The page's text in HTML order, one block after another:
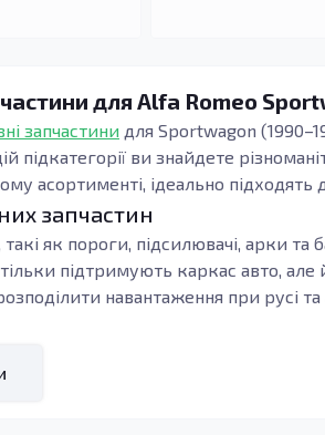
для Alfa Romeo
запчастини для Sportwagon
підкатегорії ви знайдете
асортименті, ідеально
запчастин
такі як пороги, підсилювачі, арки
підтримують каркас авто,
навантаження при русі
від корозії та зносу, що є